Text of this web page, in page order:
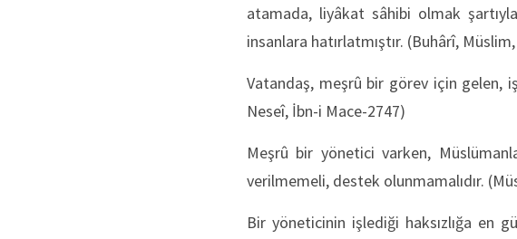
atamada, liyâkat sâhibi olmak
insanlara hatırlatmıştır. (Buhârî,
Vatandaş, meşrû bir görev için gelen,
Neseî, İbn-i Mace-2747)
Meşrû bir yönetici varken,
verilmemeli, destek olunmamalıdır.
Bir yöneticinin işlediği haksızlığa en